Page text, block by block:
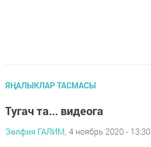
ЯҢАЛЫКЛАР ТАСМАСЫ
Тугач та... видеога
Зөлфия ГАЛИМ, 4 ноябрь 2020 - 13:30